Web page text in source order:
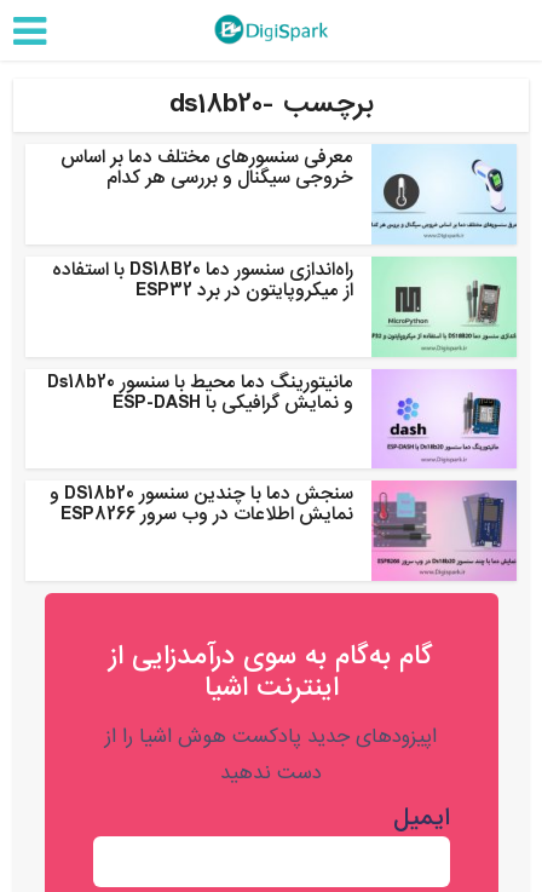
برچسب -ds18b20
معرفی سنسورهای مختلف دما بر اساس
خروجی سیگنال و بررسی هر کدام
راه‌اندازی سنسور دما DS18B20 با استفاده
از میکروپایتون در برد ESP32
مانیتورینگ دما محیط با سنسور Ds18b20
و نمایش گرافیکی با ESP-DASH
سنجش دما با چندین سنسور DS18b20 و
نمایش اطلاعات در وب سرور ESP8266
گام به‌گام به‌ سوی درآمدزایی از
اینترنت اشیا
اپیزودهای جدید پادکست هوش اشیا را از
دست ندهید
ایمیل